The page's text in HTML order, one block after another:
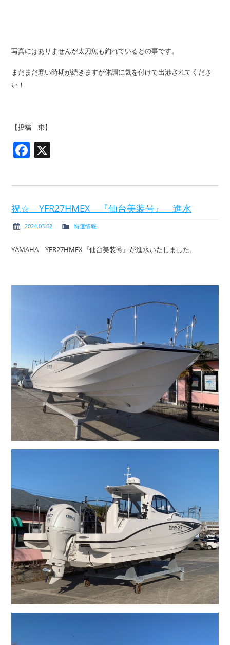
写真にはありませんが太刀魚も釣れているとの事です。
まだまだ寒い時期が続きますが体調に気を付けて出港されてくださ
い！
【投稿 東】
Facebook
祝☆ YFR27HMEX 『仙台美装号』 進水
2024.03.02 特選情報
YAMAHA YFR27HMEX『仙台美装号』が進水いたしました。